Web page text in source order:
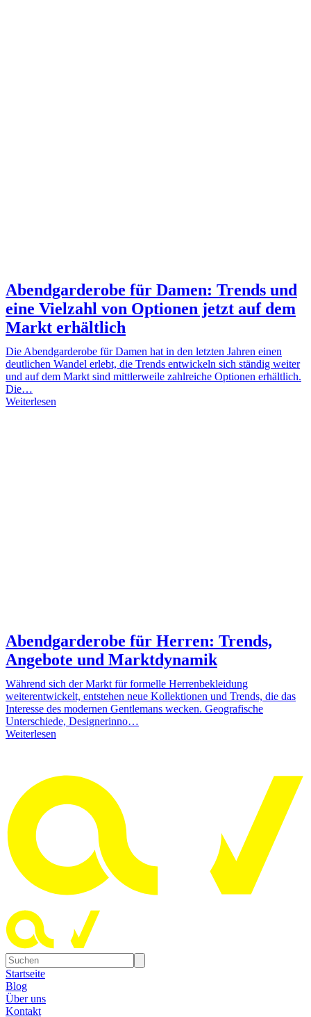
Abendgarderobe für Damen: Trends und
eine Vielzahl von Optionen jetzt auf dem
Markt erhältlich
Die Abendgarderobe für Damen hat in den letzten Jahren einen
deutlichen Wandel erlebt, die Trends entwickeln sich ständig weiter
und auf dem Markt sind mittlerweile zahlreiche Optionen erhältlich.
Die…
Weiterlesen
Abendgarderobe für Herren: Trends,
Angebote und Marktdynamik
Während sich der Markt für formelle Herrenbekleidung
weiterentwickelt, entstehen neue Kollektionen und Trends, die das
Interesse des modernen Gentlemans wecken. Geografische
Unterschiede, Designerinno…
Weiterlesen
Startseite
Blog
Über uns
Kontakt